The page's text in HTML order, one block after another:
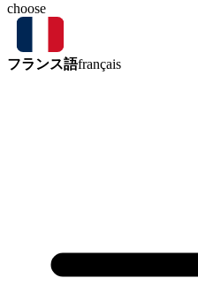
choose
フランス語français